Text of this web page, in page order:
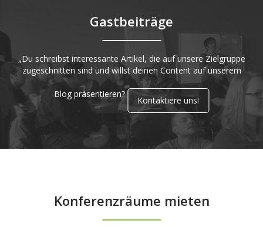
Gastbeiträge
„Du schreibst interessante Artikel, die auf unsere Zielgruppe
zugeschnitten sind und willst deinen Content auf unserem
Blog präsentieren?
Kontaktiere uns!
Konferenzräume mieten